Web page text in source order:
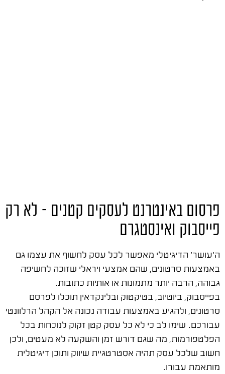
פרסום באינטרנט לעסקים קטנים – לא רק
פייסבוק ואינסטגרם
ה'עושר' הדיגיטלי מאפשר לכל עסק לחשוף את עצמו גם
באמצעות סרטונים, שהם אמצעי ויראלי שזוכה לחשיפה
גבוהה, הרבה יותר מתמונות או אותיות כתובות.
בפייסבוק, ביוטיוב, בטיקטוק ובלינקדאין תוכלו לפרסם
סרטונים, ולהגיע באמצעות עבודה נכונה אל הקהל הרלוונטי
עבורכם. שימו לב כי לא כל עסק קטן זקוק לנוכחות בכל
הפלטפורמות, מה שגם דורש זמן והשקעה לא מעטים, ולכן
חשוב שלכל עסק תהיה אסטרטגיית שיווק ותוכן דיגיטלית
מותאמת עבורו.